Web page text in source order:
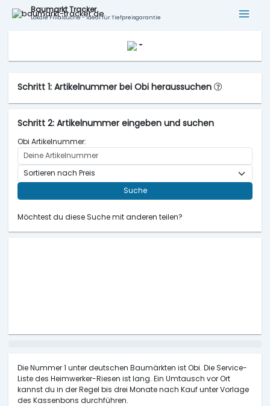
Baumarkt Tracker
Lokale Filialsuche - ideal für Tiefpreisgarantie
Schritt 1: Artikelnummer bei Obi heraussuchen
Schritt 2: Artikelnummer eingeben und suchen
Obi Artikelnummer:
Suche
Möchtest du diese Suche mit anderen teilen?
Die Nummer 1 unter deutschen Baumärkten ist Obi. Die Service-
Liste des Heimwerker-Riesen ist lang. Ein Umtausch vor Ort
kannst du in der Regel bis drei Monate nach Kauf unter Vorlage
des Kassenbons durchführen.